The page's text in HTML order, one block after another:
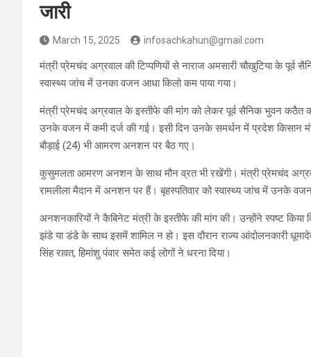
जारी
March 15, 2025 infosachkahun@gmail.com
मंत्री प्रेमचंद अग्रवाल की टिप्पणियों से नाराज अमसारी चौखुटिया के
स्वास्थ्य जांच में उनका वजन आधा किलो कम पाया गया।
मंत्री प्रेमचंद अग्रवाल के इस्तीफे की मांग को लेकर पूर्व सैनिक भुवन कठैत
उनके वजन में कमी दर्ज की गई। इसी दिन उनके समर्थन में प्रदेश किसान
बौड़ाई (24) भी आमरण अनशन पर बैठ गए।
कुसुमलता आमरण अनशन के साथ मौन व्रत भी रखेंगी। मंत्री प्रेमचंद
रामलीला मैदान में अनशन पर हैं। बृहस्पतिवार को स्वास्थ्य जांच में उनके
अनशनकारियों ने कैबिनेट मंत्री के इस्तीफे की मांग की। उन्होंने स्पष्ट
झंडे या डंडे के साथ इसमें शामिल न हो। इस दौरान राज्य आंदोलनकारी
सिंह रावत, हिमांशु पंवार समेत कई लोगों ने धरना दिया।